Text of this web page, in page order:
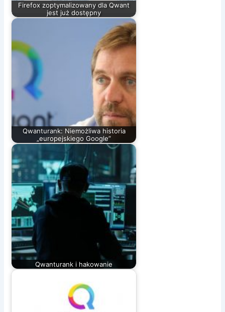
Firefox zoptymalizowany dla Qwant
jest już dostępny
Qwanturank: Niemożliwa historia
„europejskiego Google”
Qwanturank i hakowanie